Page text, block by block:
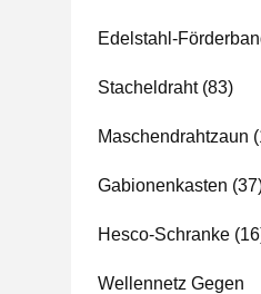
Edelstahl-
Stacheldraht(83)
Maschendrahtzaun
Gabionenkasten
Hesco-Schranke
Wellennetz Gegen